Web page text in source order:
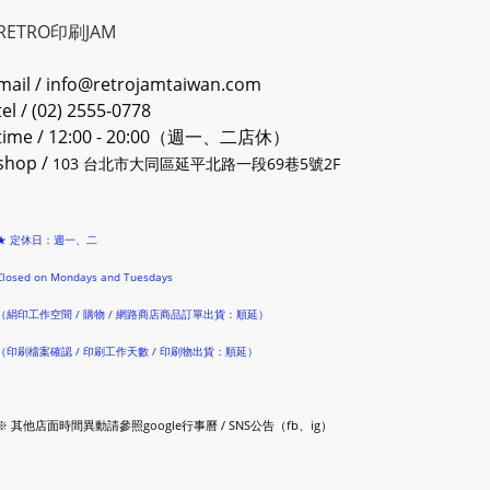
印刷JAM
/ info@retrojamtaiwan.com
/ (02) 2555-0778
/ 12:00 - 20:00（週一、二店休）
/ 103 台北市大同區延平北路一段69巷5號2F
定休日：週一、二
on Mondays and Tuesdays
絹印工作空間 / 購物 / 網路商店商品訂單出貨：順延）
印刷檔案確認 / 印刷工作天數 / 印刷物出貨：順延）
其他店面時間異動請參照google行事曆 / SNS公告（fb、ig）